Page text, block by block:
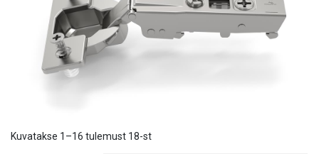
Kuvatakse 1–16 tulemust 18-st